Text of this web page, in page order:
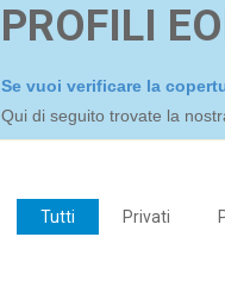
PROFILI
Se vuoi verificare la
Qui di seguito trovate la
Tutti Privati